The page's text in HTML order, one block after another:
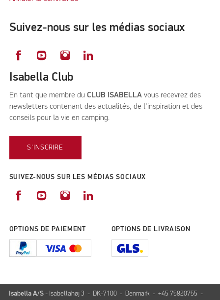
Suivez-nous sur les médias sociaux
Isabella Club
En tant que membre du CLUB ISABELLA vous recevrez des
newsletters contenant des actualités, de l'inspiration et des
conseils pour la vie en camping.
S'INSCRIRE
SUIVEZ-NOUS SUR LES MÉDIAS SOCIAUX
OPTIONS DE PAIEMENT OPTIONS DE LIVRAISON
Isabella A/S - Isabellahøj 3 - DK-7100 - Denmark - +45 75820755 -